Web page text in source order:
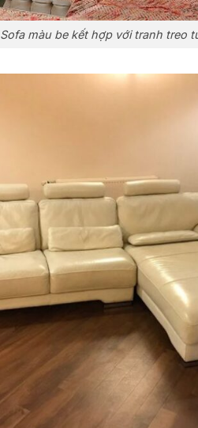
Sofa màu be kết hợp với tranh treo